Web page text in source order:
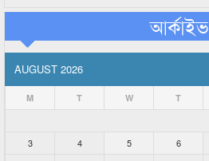
আর্কাইভ
AUGUST 2026
M T W T
3
4 5 6